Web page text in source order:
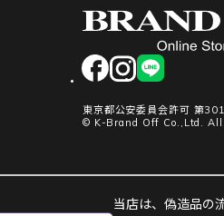
facebookinstagram
LINE
東京都公安委員会許可 第
© K-Brand Off Co.,Ltd. All
当店は、偽造品の